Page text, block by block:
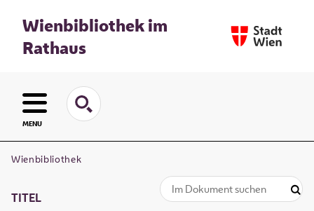
Wienbibliothek im
Rathaus
MENU
Wienbibliothek
TITEL